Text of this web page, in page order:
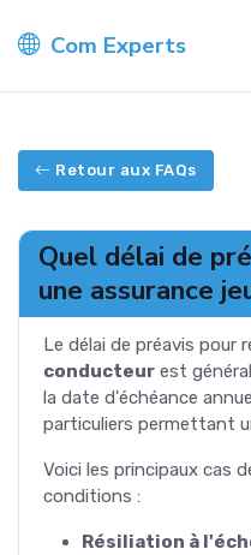
Com Experts
Retour aux FAQs
Quel délai de
une assurance
Le délai de préavis pour
conducteur est
la date d'échéance
particuliers permettant
Voici les principaux cas
conditions :
Résiliation à